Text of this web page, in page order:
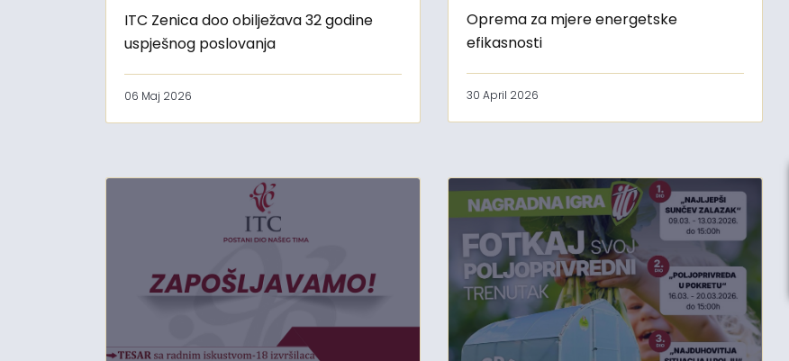
ITC Zenica doo obilježava 32 godine
uspješnog poslovanja
06 Maj 2026
Oprema za mjere energetske
efikasnosti
30 April 2026